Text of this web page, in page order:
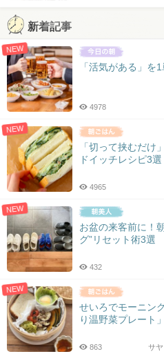
新着記事
NEW
「活気がある」を
4978
NEW
「切って挟むだけ
ドイッチレシピ3選
4965
NEW
お盆の来客前に！
グ”リセット術3選
432
NEW
せいろでモーニン
り温野菜プレート」
サ
863